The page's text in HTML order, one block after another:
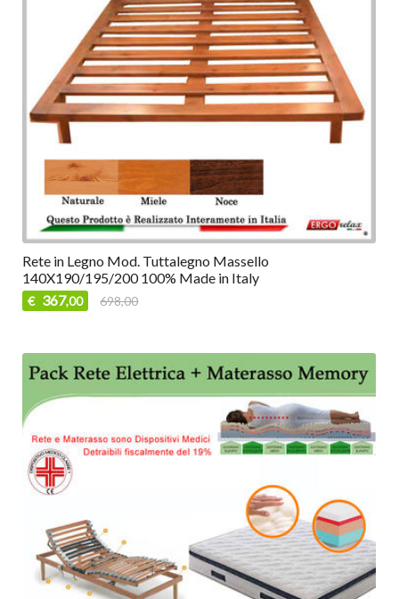
Rete in Legno Mod. Tuttalegno Massello
140X190/195/200 100% Made in Italy
€ 367,00 698,00